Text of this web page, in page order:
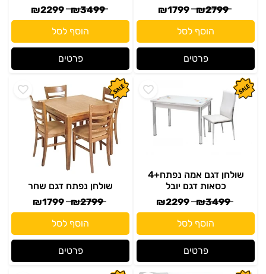
₪2799
₪1799
הוסף לסל
פרטים
₪3499
₪2299
הוסף לסל
פרטים
שולחן דגם אמה נפתח+4
כסאות דגם יובל
₪3499
₪2299
הוסף לסל
פרטים
שולחן נפתח דגם שחר
₪2799
₪1799
הוסף לסל
פרטים